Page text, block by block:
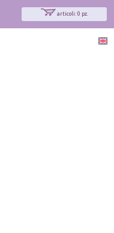
articoli: 0 pz.